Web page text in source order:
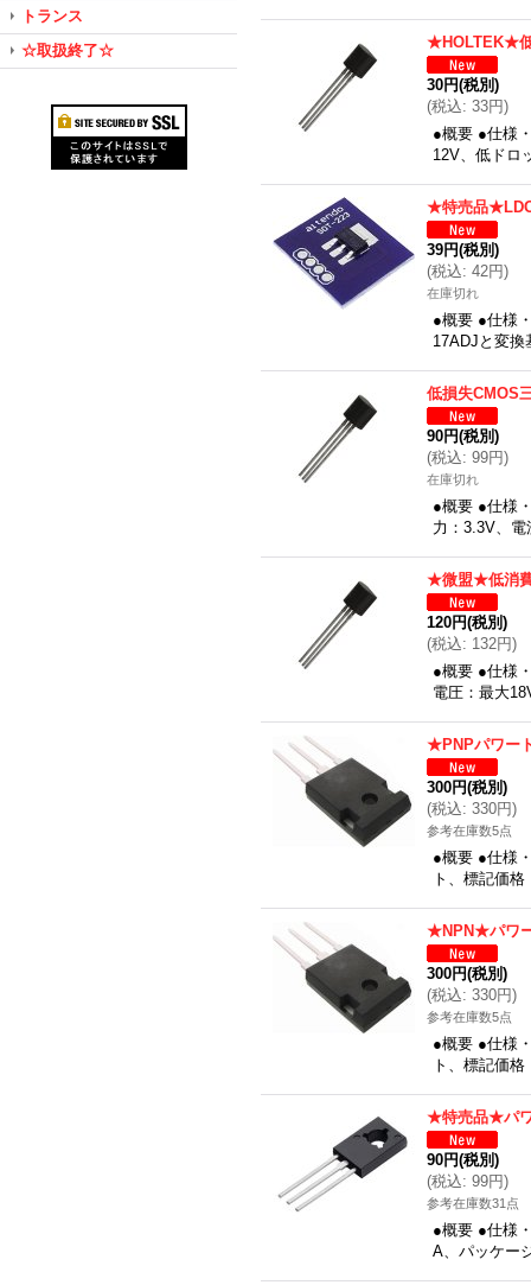
トランス
☆取扱終了☆
★HOLTEK★低
30円(税別)
(税込: 33円)
●概要 ●仕様
12V、低ドロ
★特売品
39円(税別)
(税込: 42円)
在庫切れ
●概要 ●仕様
17ADJと変換
低損失CMOS
90円(税別)
(税込: 99円)
在庫切れ
●概要 ●仕様
力：3.3V、
★微盟★低消費
120円(税別)
(税込: 132円)
●概要 ●仕様
電圧：最大
★PNPパワー
300円(税別)
(税込: 330円)
参考在庫数5点
●概要 ●仕様
ト、標記価格
★NPN★パワ
300円(税別)
(税込: 330円)
参考在庫数5点
●概要 ●仕様
ト、標記価格
★特売品★パワ
90円(税別)
(税込: 99円)
参考在庫数31点
●概要 ●仕様
A、パッケー